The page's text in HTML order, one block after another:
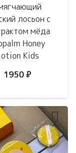
лосьон с
мёда
Honey
Kids
1950 ₽